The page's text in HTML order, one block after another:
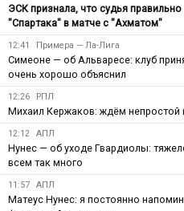
ЭСК признала, что судья
"Спартака" в матче с "Ахматом"
12:41 Примера — Ла-Лига
Симеоне — об Альваресе: клуб
очень хорошо объяснил
12:26 РПЛ
Михаил Кержаков: ждём непростой
12:12 АПЛ
Нунес — об уходе Гвардиолы:
всем так много
11:57 АПЛ
Матеус Нунес: я постоянно